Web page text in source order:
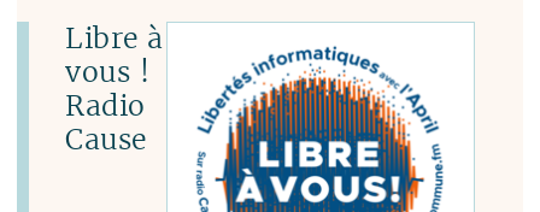
Libre à
vous !
Radio
Cause